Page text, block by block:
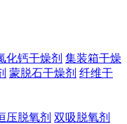
化钙干燥剂 集装箱干燥
蒙脱石干燥剂 纤维干
压脱氧剂 双吸脱氧剂